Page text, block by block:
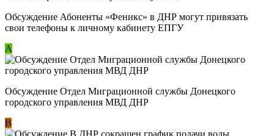
Обсуждение ​Абоненты «Феникс» в ДНР могут привязать
свои телефоны к личному кабинету ЕПГУ
А
Обсуждение Отдел Миграционной службы Донецкого
городского управления МВД ДНР
В